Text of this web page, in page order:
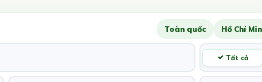
Toàn quốc Hồ Chí
Tất cả